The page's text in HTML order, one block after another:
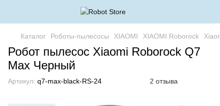
Каталог Роботы-пылесосы XIAOMI XIAOMI Roborock
Робот пылесос Xiaomi Roborock Q7
Max Черный
Артикул: q7-max-black-RS-24 2 отзыва